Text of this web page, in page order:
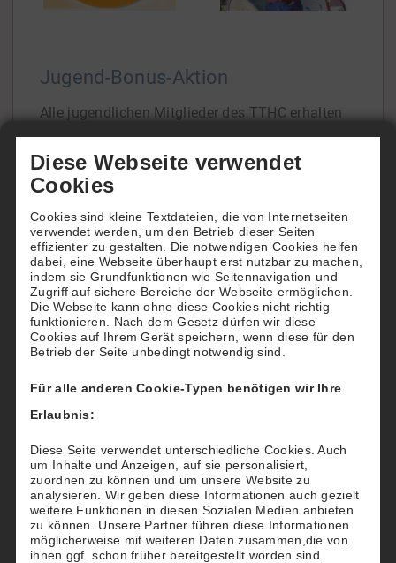
Jugend-Bonus-Aktion
Alle jugendlichen Mitglieder des TTHC erhalten
diese Wintersaison ein Guthaben für zwei
Hallenstunden fürs freie Tennisspiel in unserer
Halle. Also Kids, wenn Ihr spielen wollt, geht das
so: Erst müsst Ihr, bzw. Eure Eltern, Euch auf
tennishalle-travemuende.de unter "Anmelden"
registrieren. Wichtig ist, dass Ihr Euren
vollständigen Namen, Adresse und eine E-
Mailadresse angebt. Anstelle einer
Kontoverbindung könnt Ihr für die
angeben. So erkennen wir, dass Ihr an der Aktion
teilnehmen möchtet. Nach einer kurzen Prüfung
wird Euch dann ein Guthaben über 16,00 € für
zwei Stunden gutgeschrieben, welches Ihr dann
nach Lust und Zeit abspielen könnt.
Zurück
Diese Webseite verwendet
Cookies
Cookies sind kleine Textdateien, die von Internetseiten
verwendet werden, um den Betrieb dieser Seiten
effizienter zu gestalten. Die notwendigen Cookies helfen
dabei, eine Webseite überhaupt erst nutzbar zu machen,
indem sie Grundfunktionen wie Seitennavigation und
Zugriff auf sichere Bereiche der Webseite ermöglichen.
Die Webseite kann ohne diese Cookies nicht richtig
funktionieren. Nach dem Gesetz dürfen wir diese
Cookies auf Ihrem Gerät speichern, wenn diese für den
Betrieb der Seite unbedingt notwendig sind.
Für alle anderen Cookie-Typen benötigen wir Ihre
Erlaubnis:
Diese Seite verwendet unterschiedliche Cookies. Auch
um Inhalte und Anzeigen, auf sie personalisiert,
zuordnen zu können und um unsere Website zu
analysieren. Wir geben diese Informationen auch gezielt
weitere Funktionen in diesen Sozialen Medien anbieten
zu können. Unsere Partner führen diese Informationen
möglicherweise mit weiteren Daten zusammen,die von
ihnen ggf. schon früher bereitgestellt worden sind.